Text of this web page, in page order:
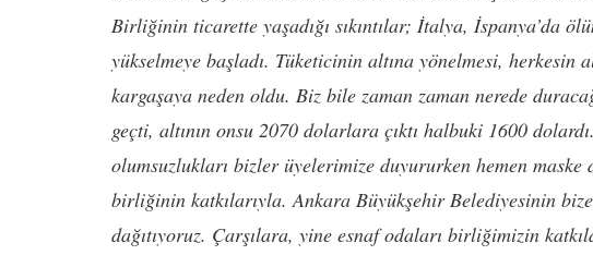
Birliğinin ticarette yaşadığı sıkıntılar; İtalya, İspanya’da
yükselmeye başladı. Tüketicinin altına yönelmesi, herkesin
kargaşaya neden oldu. Biz bile zaman zaman nerede
geçti, altının onsu 2070 dolarlara çıktı halbuki 1600
olumsuzlukları bizler üyelerimize duyururken hemen maske
birliğinin katkılarıyla. Ankara Büyükşehir Belediyesinin
dağıtıyoruz. Çarşılara, yine esnaf odaları birliğimizin